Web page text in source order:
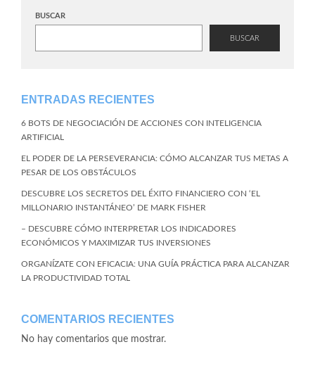
BUSCAR
BUSCAR
ENTRADAS RECIENTES
6 BOTS DE NEGOCIACIÓN DE ACCIONES CON INTELIGENCIA
ARTIFICIAL
EL PODER DE LA PERSEVERANCIA: CÓMO ALCANZAR TUS METAS A
PESAR DE LOS OBSTÁCULOS
DESCUBRE LOS SECRETOS DEL ÉXITO FINANCIERO CON ‘EL
MILLONARIO INSTANTÁNEO’ DE MARK FISHER
– DESCUBRE CÓMO INTERPRETAR LOS INDICADORES
ECONÓMICOS Y MAXIMIZAR TUS INVERSIONES
ORGANÍZATE CON EFICACIA: UNA GUÍA PRÁCTICA PARA ALCANZAR
LA PRODUCTIVIDAD TOTAL
COMENTARIOS RECIENTES
No hay comentarios que mostrar.